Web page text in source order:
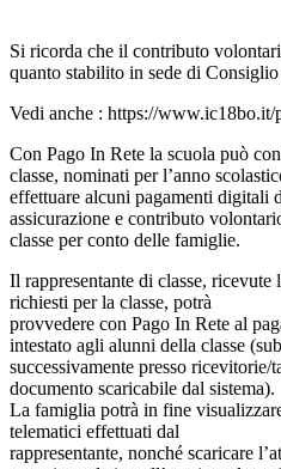
Si ricorda che il contributo
quanto stabilito in sede di
Vedi anche : https://www.ic18bo.it/
Con Pago In Rete la scuola può
classe, nominati per l’anno
effettuare alcuni pagamenti digitali
assicurazione e contributo
classe per conto delle famiglie.
Il rappresentante di classe,
richiesti per la classe, potrà
provvedere con Pago In Rete al
intestato agli alunni della classe
successivamente presso ricevitorie/
documento scaricabile dal sistema).
La famiglia potrà in fine
telematici effettuati dal
rappresentante, nonché scaricare